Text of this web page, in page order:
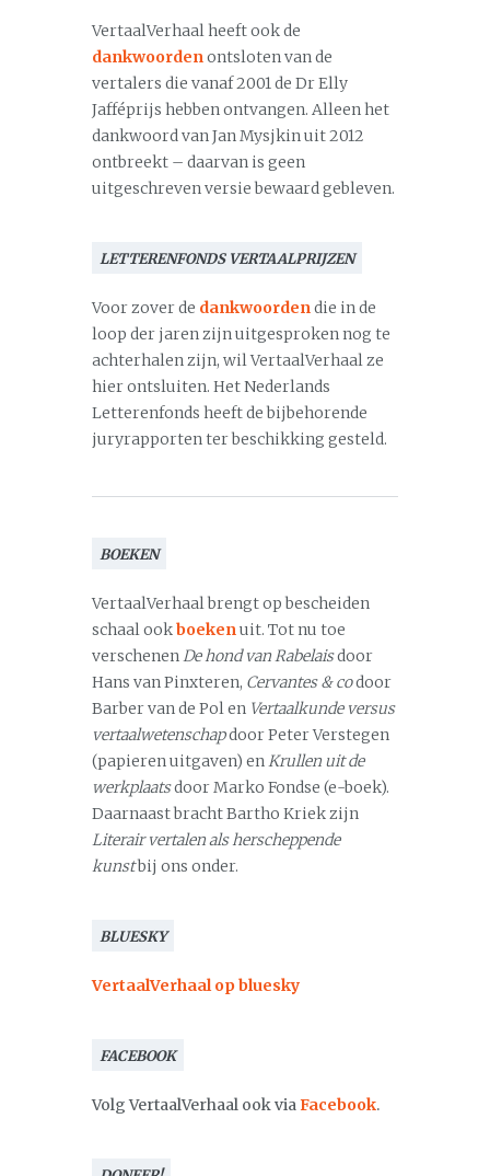
VertaalVerhaal heeft ook de
dankwoordenontsloten van de
vertalers die vanaf 2001 de Dr Elly
Jafféprijs hebben ontvangen. Alleen het
dankwoord van Jan Mysjkin uit 2012
ontbreekt – daarvan is geen
uitgeschreven versie bewaard gebleven.
LETTERENFONDS VERTAALPRIJZEN
Voor zover de dankwoordendie in de
loop der jaren zijn uitgesproken nog te
achterhalen zijn, wil VertaalVerhaal ze
hier ontsluiten. Het Nederlands
Letterenfonds heeft de bijbehorende
juryrapporten ter beschikking gesteld.
BOEKEN
VertaalVerhaal brengt op bescheiden
schaal ookboekenuit. Tot nu toe
verschenenDe hond van Rabelaisdoor
Hans van Pinxteren, Cervantes & codoor
Barber van de Pol en Vertaalkunde versus
vertaalwetenschapdoor Peter Verstegen
(papieren uitgaven) enKrullen uit de
werkplaatsdoor Marko Fondse (e-boek).
Daarnaast bracht Bartho Kriek zijn
Literair vertalen als herscheppende
kunstbij ons onder.
BLUESKY
VertaalVerhaal op bluesky
FACEBOOK
Volg VertaalVerhaal ook viaFacebook.